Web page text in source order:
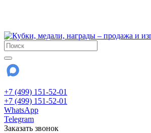
+7 (499) 151-52-01
+7 (499) 151-52-01
WhatsApp
Telegram
Заказать звонок